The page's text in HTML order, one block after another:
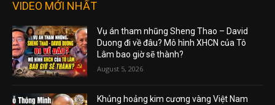
VIDEO MỚI NHẤT
Vụ án tham nhũng Sheng Thao – David
Duong đi về đâu? Mô hình XHCN của Tô
Lâm bao giờ sẽ thành?
August 5, 2026
Khủng hoảng kim cương vàng Việt Nam